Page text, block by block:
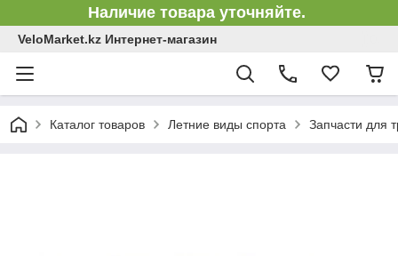
Наличие товара уточняйте.
VeloMarket.kz Интернет-магазин
Каталог товаров Летние виды спорта Запчасти для